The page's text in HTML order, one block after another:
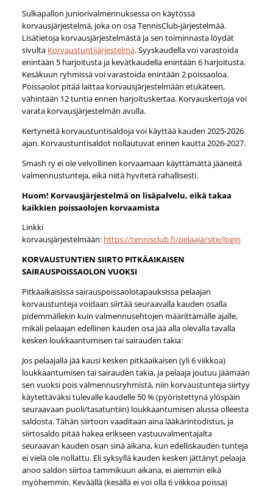
Sulkapallon juniorivalmennuksessa on käytössä
korvausjärjestelmä, joka on osa TennisClub-järjestelmää.
Lisätietoja korvausjärjestelmästä ja sen toiminnasta löydät
sivulta Korvaustuntijärjestelmä. Syyskaudella voi varastoida
enintään 5 harjoitusta ja kevätkaudella enintään 6 harjoitusta.
Kesäkuun ryhmissä voi varastoida enintään 2 poissaoloa.
Poissaolot pitää laittaa korvausjärjestelmään etukäteen,
vähintään 12 tuntia ennen harjoituskertaa. Korvauskertoja voi
varata korvausjärjestelmän avulla.
Kertyneitä korvaustuntisaldoja voi käyttää kauden 2025-2026
ajan. Korvaustuntisaldot nollautuvat ennen kautta 2026-2027.
Smash ry ei ole velvollinen korvaamaan käyttämättä jääneitä
valmennustunteja, eikä niitä hyvitetä rahallisesti.
Huom! Korvausjärjestelmä on lisäpalvelu, eikä takaa
kaikkien poissaolojen korvaamista
Linkki
korvausjärjestelmään: https://tennisclub.fi/pelaaja/site/login
KORVAUSTUNTIEN SIIRTO PITKÄAIKAISEN
SAIRAUSPOISSAOLON VUOKSI
Pitkäaikaisissa sairauspoissaolotapauksissa pelaajan
korvaustunteja voidaan siirtää seuraavalla kauden osalla
pidemmällekin kuin valmennusehtojen määrittämälle ajalle,
mikäli pelaajan edellinen kauden osa jää alla olevalla tavalla
kesken loukkaantumisen tai sairauden takia:
Jos pelaajalla jää kausi kesken pitkäaikaisen (yli 6 viikkoa)
loukkaantumisen tai sairauden takia, ja pelaaja joutuu jäämään
sen vuoksi pois valmennusryhmistä, niin korvaustunteja siirtyy
käytettäväksi tulevalle kaudelle 50 % (pyöristettynä ylöspäin
seuraavaan puoli/tasatuntiin) loukkaantumisen alussa olleesta
saldosta. Tähän siirtoon vaaditaan aina lääkärintodistus, ja
siirtosaldo pitää hakea erikseen vastuuvalmentajalta
seuraavan kauden osan sinä aikana, kun edelliskauden tunteja
ei vielä ole nollattu. Eli syksyllä kauden kesken jättänyt pelaaja
anoo saldon siirtoa tammikuun aikana, ei aiemmin eikä
myöhemmin. Keväällä (kesällä ei voi olla 6 viikkoa poissa)